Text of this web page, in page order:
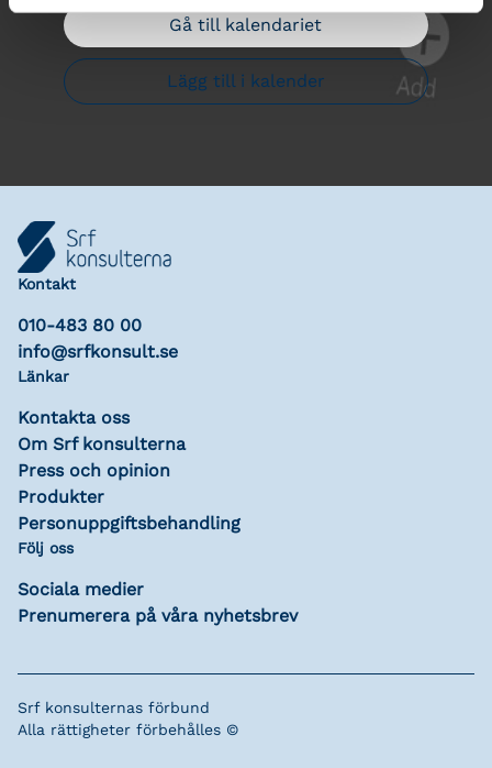
Gå till kalendariet
Lägg till i kalender
Kontakt
010-483 80 00
info@srfkonsult.se
Länkar
Kontakta oss
Om Srf konsulterna
Press och opinion
Produkter
Personuppgiftsbehandling
Följ oss
Sociala medier
Prenumerera på våra nyhetsbrev
Srf konsulternas förbund
Alla rättigheter förbehålles ©